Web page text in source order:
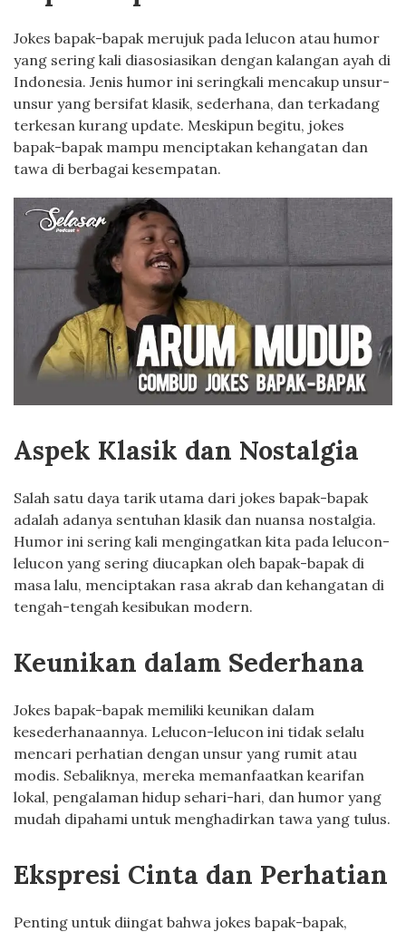
Jokes bapak-bapak merujuk pada lelucon atau humor
yang sering kali diasosiasikan dengan kalangan ayah di
Indonesia. Jenis humor ini seringkali mencakup unsur-
unsur yang bersifat klasik, sederhana, dan terkadang
terkesan kurang update. Meskipun begitu, jokes
bapak-bapak mampu menciptakan kehangatan dan
tawa di berbagai kesempatan.
Aspek Klasik dan Nostalgia
Salah satu daya tarik utama dari jokes bapak-bapak
adalah adanya sentuhan klasik dan nuansa nostalgia.
Humor ini sering kali mengingatkan kita pada lelucon-
lelucon yang sering diucapkan oleh bapak-bapak di
masa lalu, menciptakan rasa akrab dan kehangatan di
tengah-tengah kesibukan modern.
Keunikan dalam Sederhana
Jokes bapak-bapak memiliki keunikan dalam
kesederhanaannya. Lelucon-lelucon ini tidak selalu
mencari perhatian dengan unsur yang rumit atau
modis. Sebaliknya, mereka memanfaatkan kearifan
lokal, pengalaman hidup sehari-hari, dan humor yang
mudah dipahami untuk menghadirkan tawa yang tulus.
Ekspresi Cinta dan Perhatian
Penting untuk diingat bahwa jokes bapak-bapak,